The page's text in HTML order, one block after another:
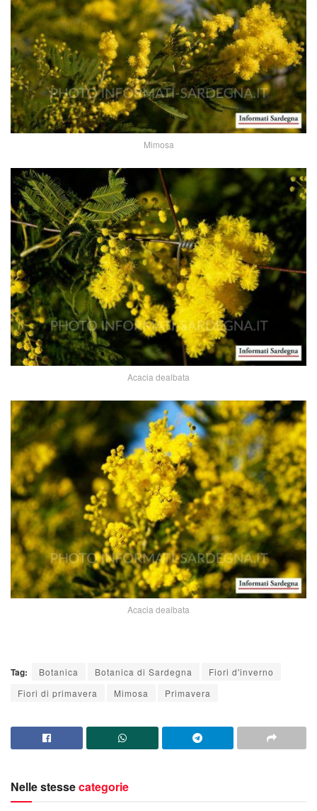
Mimosa
Acacia dealbata
Acacia dealbata
Tag: Botanica Botanica di Sardegna
Fiori d'inverno
Fiori di primavera
Mimosa Primavera
Nelle stessecategorie